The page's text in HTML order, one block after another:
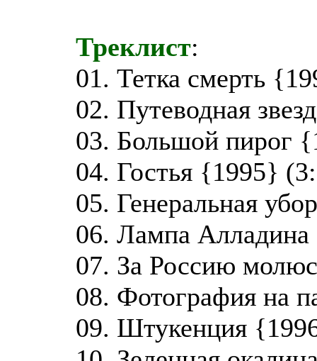
Треклист:
01. Тетка смерть
02. Путеводная
03. Большой пирог
04. Гостья {1995}
05. Генеральная
06. Лампа
07. За Россию
08. Фотография на
09. Штукенция